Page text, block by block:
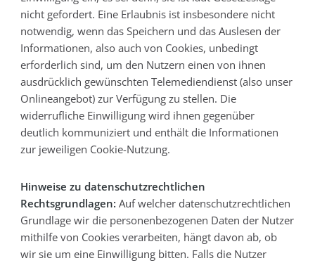
nicht gefordert. Eine Erlaubnis ist insbesondere nicht
notwendig, wenn das Speichern und das Auslesen der
Informationen, also auch von Cookies, unbedingt
erforderlich sind, um den Nutzern einen von ihnen
ausdrücklich gewünschten Telemediendienst (also unser
Onlineangebot) zur Verfügung zu stellen. Die
widerrufliche Einwilligung wird ihnen gegenüber
deutlich kommuniziert und enthält die Informationen
zur jeweiligen Cookie-Nutzung.
Hinweise zu datenschutzrechtlichen
Rechtsgrundlagen: Auf welcher datenschutzrechtlichen
Grundlage wir die personenbezogenen Daten der Nutzer
mithilfe von Cookies verarbeiten, hängt davon ab, ob
wir sie um eine Einwilligung bitten. Falls die Nutzer